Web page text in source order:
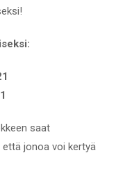
saat
jonoa voi kertyä